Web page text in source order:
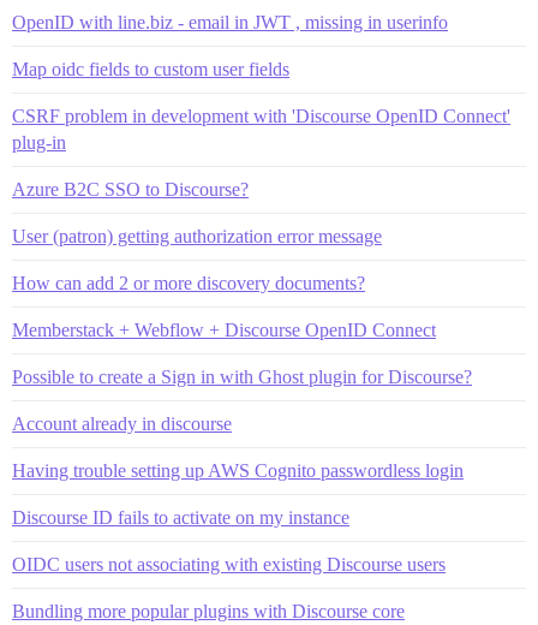
OpenID with line.biz - email in JWT , missing in userinfo
Map oidc fields to custom user fields
CSRF problem in development with 'Discourse OpenID Connect'
plug-in
Azure B2C SSO to Discourse?
User (patron) getting authorization error message
How can add 2 or more discovery documents?
Memberstack + Webflow + Discourse OpenID Connect
Possible to create a Sign in with Ghost plugin for Discourse?
Account already in discourse
Having trouble setting up AWS Cognito passwordless login
Discourse ID fails to activate on my instance
OIDC users not associating with existing Discourse users
Bundling more popular plugins with Discourse core